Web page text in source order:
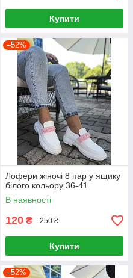
Купити
–52%
Лофери жіночі 8 пар у ящику
білого кольору 36-41
В наявності
120 ₴ 250 ₴
Купити
–52%